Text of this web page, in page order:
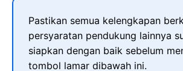
Pastikan semua kelengkapan
persyaratan pendukung lainnya
siapkan dengan baik sebelum
tombol lamar dibawah ini.